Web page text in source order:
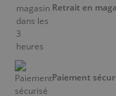
Retrait en
Paiement